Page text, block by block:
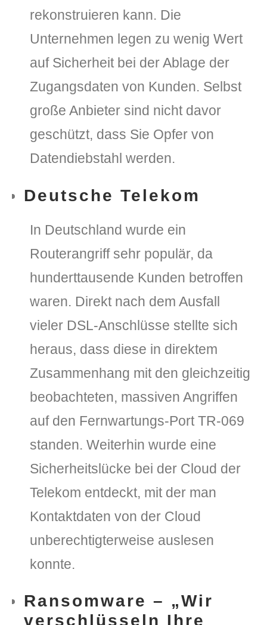
rekonstruieren kann. Die
Unternehmen legen zu wenig Wert
auf Sicherheit bei der Ablage der
Zugangsdaten von Kunden. Selbst
große Anbieter sind nicht davor
geschützt, dass Sie Opfer von
Datendiebstahl werden.
Deutsche Telekom
In Deutschland wurde ein
Routerangriff sehr populär, da
hunderttausende Kunden betroffen
waren. Direkt nach dem Ausfall
vieler DSL-Anschlüsse stellte sich
heraus, dass diese in direktem
Zusammenhang mit den gleichzeitig
beobachteten, massiven Angriffen
auf den Fernwartungs-Port TR-069
standen. Weiterhin wurde eine
Sicherheitslücke bei der Cloud der
Telekom entdeckt, mit der man
Kontaktdaten von der Cloud
unberechtigterweise auslesen
konnte.
Ransomware – „Wir
verschlüsseln Ihre